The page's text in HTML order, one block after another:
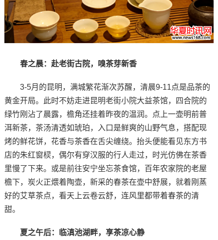
春之晨：赴老街古院，嗅茶芽新香‌
3-5月的昆明，满城繁花渐次苏醒，清晨9-11点是品茶的
黄金开局。此时不妨走进昆明老街小院大益茶馆，四合院的
绿竹刚沾了晨露，檐角还挂着昨夜的温润。点上一壶明前普
洱新茶，茶汤清透如琥珀，入口是鲜爽的山野气息，搭配现
烤的鲜花饼，花香与茶香在舌尖缠绕。抬头便能看见东方书
店的朱红窗棂，偶尔有穿汉服的行人走过，时光仿佛在茶香
里慢了下来。或是前往安宁坐忘茶食馆，百年农家院的老屋
檐下，炭火正煨着陶壶，新采的春茶在壶中舒展，就着刚蒸
好的艾草茶点，看天上云卷云舒，连风里都带着春茶的清
甜。
夏之午后：临滇池湖畔，享茶凉心静‌